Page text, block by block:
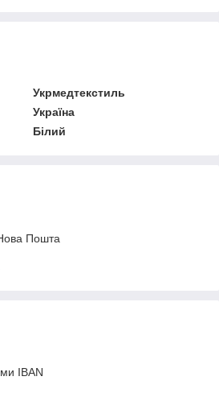
Укрмедтекстиль
Україна
Білий
Пошта
IBAN